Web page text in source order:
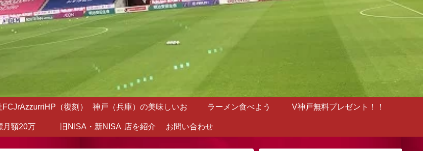
FCJrAzzurriHP（復刻） 神戸（兵庫）の美味しいお
店を紹介
ラーメン食べよう V神戸無料プレゼント！！
月額20万 旧NISA・新NISA お問い合わせ